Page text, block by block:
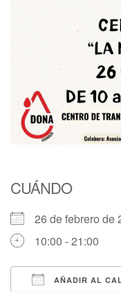
CUÁNDO
26 de febrero de
10:00 - 21:00
AÑADIR AL